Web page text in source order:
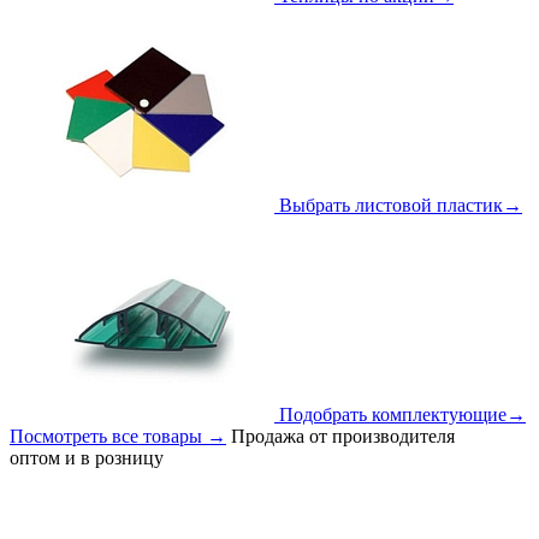
Выбрать листовой пластик→
Подобрать комплектующие→
Посмотреть все товары → Продажа от производителя
оптом и в розницу